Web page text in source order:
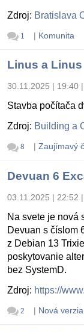
Zdroj: Bratislava
1 | Komunita
Linus a Linus
30.11.2025 | 19:40 |
Stavba počítača
Zdroj: Building a
8 | Zaujímavý
Devuan 6
03.11.2025 | 22:52 |
Na svete je nová
Devuan s číslom
z Debian 13
poskytovanie
bez SystemD.
Zdroj: https://
2 | Nová verzia